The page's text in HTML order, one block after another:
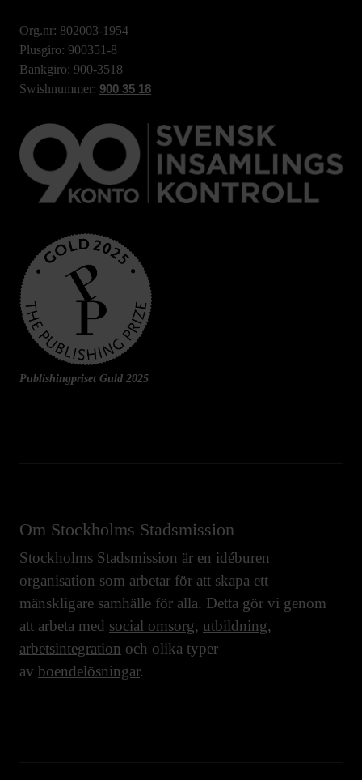
Org.nr: 802003-1954
Plusgiro: 900351-8
Bankgiro: 900-3518
Swishnummer: 900 35 18
Publishingpriset Guld 2025
Om Stockholms Stadsmission
Stockholms Stadsmission är en idéburen
organisation som arbetar för att skapa ett
mänskligare samhälle för alla. Detta gör vi genom
att arbeta med social omsorg, utbildning,
arbetsintegration och olika typer
av boendelösningar.